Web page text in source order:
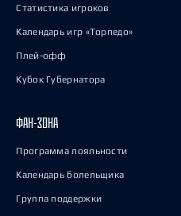
Статистика игроков
Календарь игр «Торпедо»
Плей-офф
Кубок Губернатора
ФАН-ЗОНА
Программа лояльности
Календарь болельщика
Группа поддержки